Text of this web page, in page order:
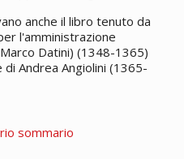
anche il libro tenuto da
l'amministrazione
Datini) (1348-1365)
Andrea Angiolini (1365-
sommario